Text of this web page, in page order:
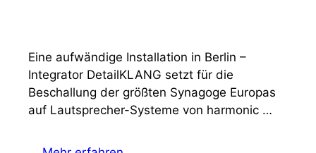
Eine aufwändige Installation in Berlin –
Integrator DetailKLANG setzt für die
Beschallung der größten Synagoge Europas
auf Lautsprecher-Systeme von harmonic …